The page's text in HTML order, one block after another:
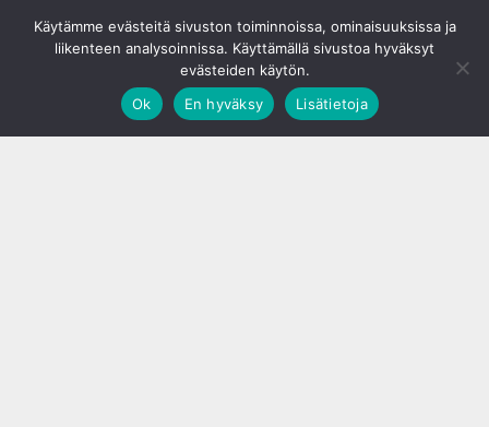
Käytämme evästeitä sivuston toiminnoissa, ominaisuuksissa ja
liikenteen analysoinnissa. Käyttämällä sivustoa hyväksyt
evästeiden käytön.
Ok
En hyväksy Lisätietoja